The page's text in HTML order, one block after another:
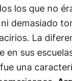
los que no
demasiado
La
en sus
una